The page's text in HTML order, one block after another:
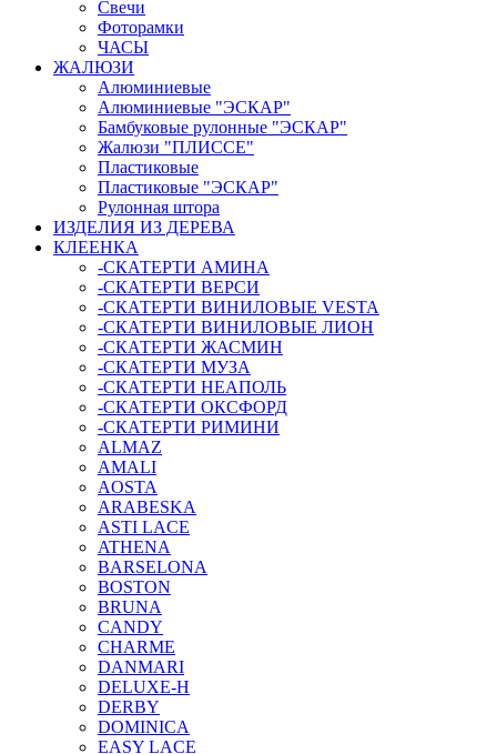
Свечи
Фоторамки
ЧАСЫ
ЖАЛЮЗИ
Алюминиевые
Алюминиевые "ЭСКАР"
Бамбуковые рулонные "ЭСКАР"
Жалюзи "ПЛИССЕ"
Пластиковые
Пластиковые "ЭСКАР"
Рулонная штора
ИЗДЕЛИЯ ИЗ ДЕРЕВА
КЛЕЕНКА
-СКАТЕРТИ АМИНА
-СКАТЕРТИ ВЕРСИ
-СКАТЕРТИ ВИНИЛОВЫЕ VESTA
-СКАТЕРТИ ВИНИЛОВЫЕ ЛИОН
-СКАТЕРТИ ЖАСМИН
-СКАТЕРТИ МУЗА
-СКАТЕРТИ НЕАПОЛЬ
-СКАТЕРТИ ОКСФОРД
-СКАТЕРТИ РИМИНИ
ALMAZ
AMALI
AOSTA
ARABESKA
ASTI LACE
ATHENA
BARSELONA
BOSTON
BRUNA
CANDY
CHARME
DANMARI
DELUXE-H
DERBY
DOMINICA
EASY LACE